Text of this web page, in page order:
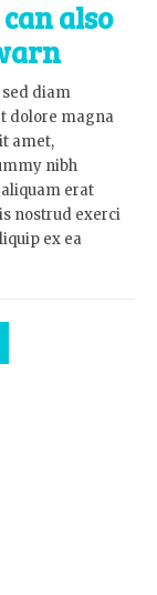
also
diam
dolore magna
amet,
nibh
erat
nostrud exerci
ex ea